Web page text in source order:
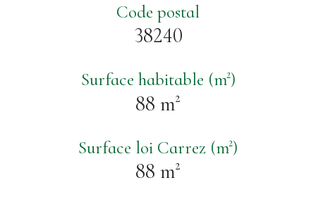
Code postal
38240
Surface habitable (m²)
88 m²
Surface loi Carrez (m²)
88 m²